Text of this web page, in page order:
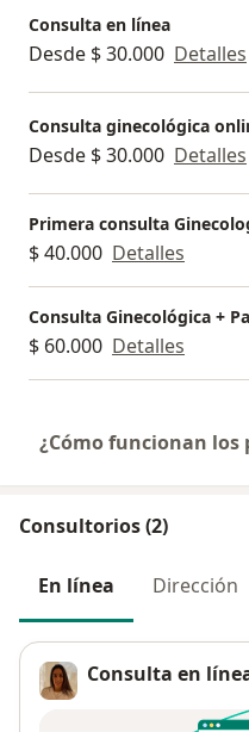
Consulta en línea
Desde $ 30.000 Detalles
Consulta ginecológica
Desde $ 30.000 Detalles
Primera consulta
$ 40.000 Detalles
Consulta Ginecológica +
$ 60.000 Detalles
¿Cómo funcionan los
Consultorios (2)
En línea Dirección
Consulta en